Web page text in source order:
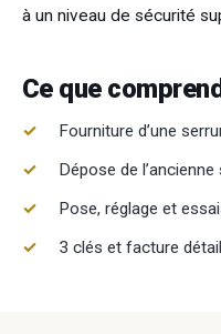
à un niveau de sécurité
Ce que
Fourniture d’une
Dépose de l’ancienne
Pose, réglage et
3 clés et facture